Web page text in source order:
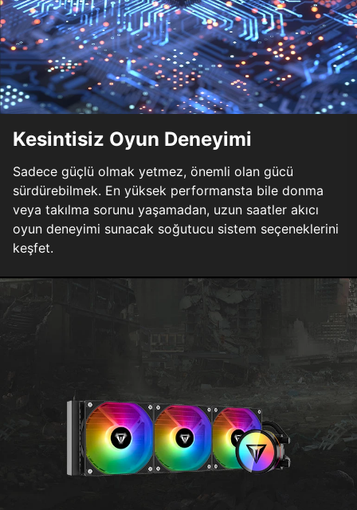
Kesintisiz Oyun Deneyimi
Sadece güçlü olmak yetmez, önemli olan gücü
sürdürebilmek. En yüksek performansta bile donma
veya takılma sorunu yaşamadan, uzun saatler akıcı
oyun deneyimi sunacak soğutucu sistem seçeneklerini
keşfet.